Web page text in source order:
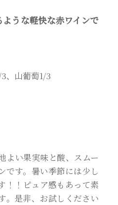
うな軽快な赤ワインで
、山葡萄1/3
よい果実味と酸、スムー
です。暑い季節には少し
！！ピュア感もあって素
。是非、お試しください